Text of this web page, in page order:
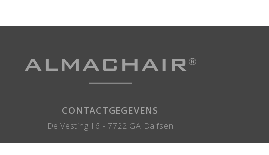
CONTACTGEGEVENS
De Vesting 16 -7722 GA Dalfsen